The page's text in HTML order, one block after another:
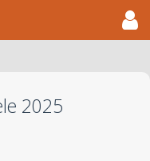
2025